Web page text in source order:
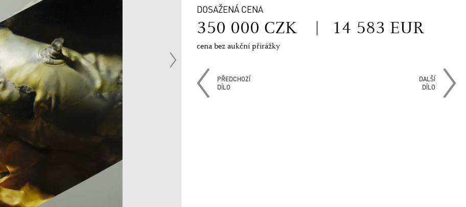
DOSAŽENÁ CENA
350 000 CZK | 14 583 EUR
cena bez aukční přirážky
PŘEDCHOZÍ
DÍLO
DALŠÍ
DÍLO